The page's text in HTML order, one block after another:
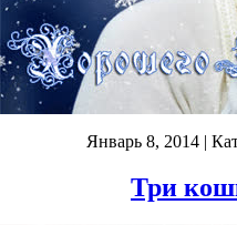
Январь 8, 2014|
Три